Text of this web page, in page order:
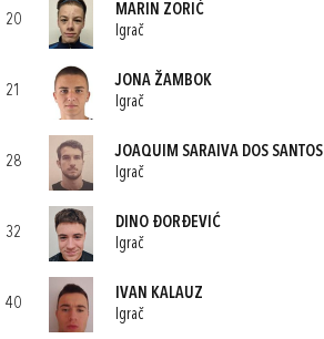
20
MARIN ZORIĆ
Igrač
21
JONA ŽAMBOK
Igrač
28
JOAQUIM SARAIVA DOS SANTOS
Igrač
32
DINO ĐORĐEVIĆ
Igrač
40
IVAN KALAUZ
Igrač